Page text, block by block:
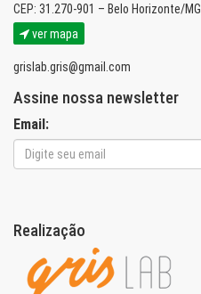
CEP: 31.270-901 – Belo Horizonte/MG
ver mapa
grislab.gris@gmail.com
Assine nossa newsletter
Email:
Realização